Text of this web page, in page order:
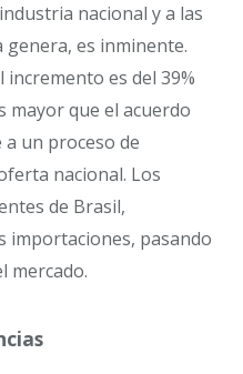
nacional y a las
es inminente.
incremento es del 39%
mayor que el acuerdo
un proceso de
nacional. Los
de Brasil,
importaciones, pasando
mercado.